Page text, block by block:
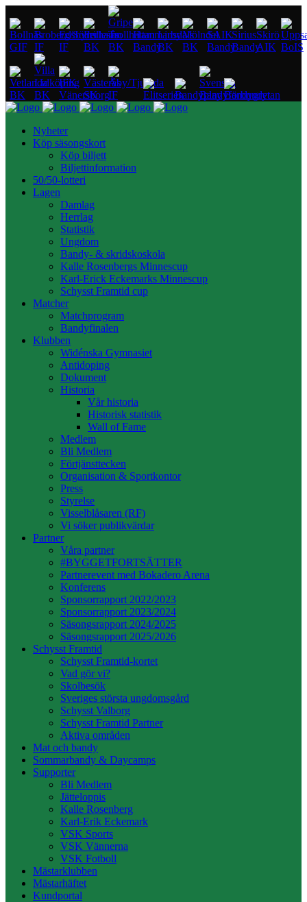
Nyheter
Köp säsongskort
Köp biljett
Biljettinformation
50/50-lotteri
Lagen
Damlag
Herrlag
Statistik
Ungdom
Bandy- & skridskoskola
Kalle Rosenbergs Minnescup
Karl-Erick Eckemarks Minnescup
Schysst Framtid cup
Matcher
Matchprogram
Bandyfinalen
Klubben
Widénska Gymnasiet
Antidoping
Dokument
Historia
Vår historia
Historisk statistik
Wall of Fame
Medlem
Bli Medlem
Förtjänsttecken
Organisation & Sportkontor
Press
Styrelse
Visselblåsaren (RF)
Vi söker publikvärdar
Partner
Våra partner
#BYGGETFORTSÄTTER
Partnerevent med Bokadero Arena
Konferens
Sponsorrapport 2022/2023
Sponsorrapport 2023/2024
Säsongsrapport 2024/2025
Säsongsrapport 2025/2026
Schysst Framtid
Schysst Framtid-kortet
Vad gör vi?
Skolbesök
Sveriges största ungdomsgård
Schysst Valborg
Schysst Framtid Partner
Aktiva områden
Mat och bandy
Sommarbandy & Daycamps
Supporter
Bli Medlem
Jätteloppis
Kalle Rosenberg
Karl-Erik Eckemark
VSK Sports
VSK Vännerna
VSK Fotboll
Mästarklubben
Mästarhäftet
Kundportal